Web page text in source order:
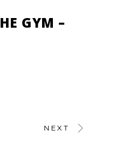
GYM –
NEXT